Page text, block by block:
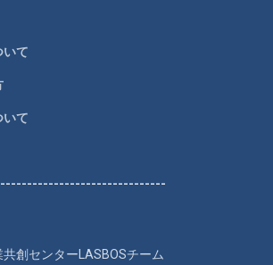
いて
いて
創センターLASBOSチーム